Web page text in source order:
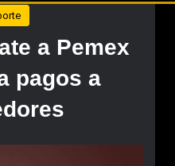
a Pemex
pagos a